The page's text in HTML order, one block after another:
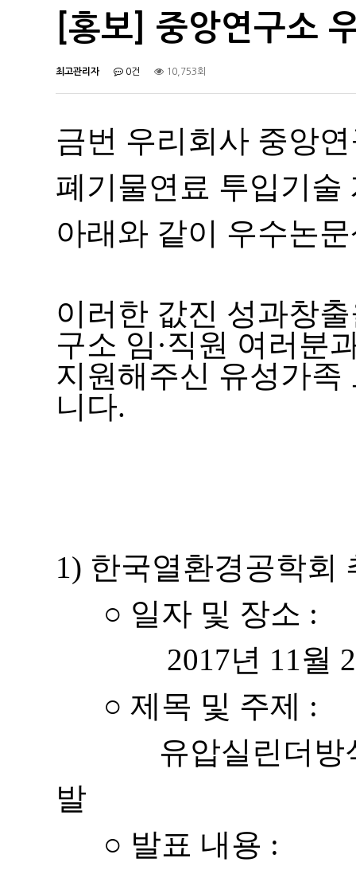
[홍보] 중앙연구소
최고관리자 0건 10,753회
금번 우리회사 중앙
폐기물연료 투입기술
아래와 같이 우수논
이러한 값진 성과창
구소 임·직원 여러분
지원해주신 유성가족
니다.
1) 한국열환경공학회
○ 일자 및 장소 :
2017년 11월 2일
○ 제목 및 주제 :
유압실린더방식
발
○ 발표 내용 :